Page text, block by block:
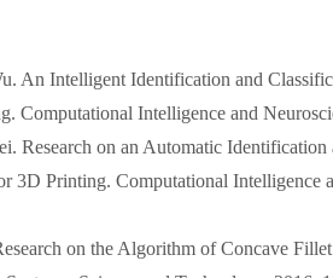
An Intelligent Identification and
Computational Intelligence and
Research on an Automatic
3D Printing. Computational Intelligence
on the Algorithm of Concave